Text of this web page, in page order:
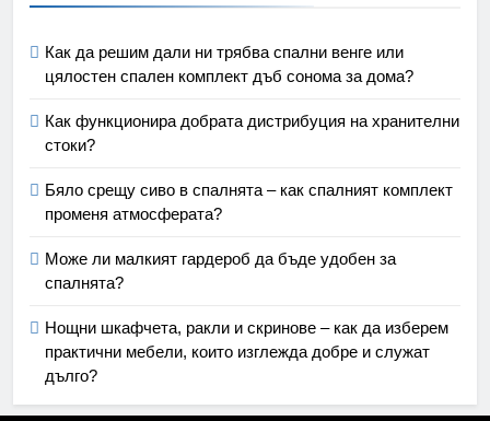
Как да решим дали ни трябва спални венге или
цялостен спален комплект дъб сонома за дома?
Как функционира добрата дистрибуция на хранителни
стоки?
Бяло срещу сиво в спалнята – как спалният комплект
променя атмосферата?
Може ли малкият гардероб да бъде удобен за
спалнята?
Нощни шкафчета, ракли и скринове – как да изберем
практични мебели, които изглежда добре и служат
дълго?